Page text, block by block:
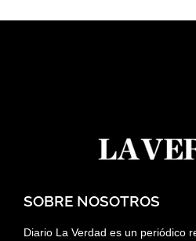
SOBRE NOSOTROS
Diario La Verdad es un periódico